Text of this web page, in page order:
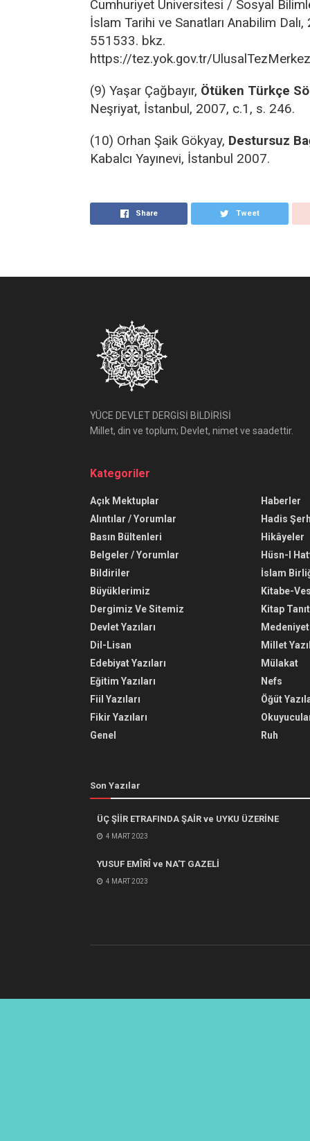
Cumhuriyet Üniversitesi / Sosyal
İslam Tarihi ve Sanatları Anabilim
551533. bkz.
https://tez.yok.gov.tr/
(9) Yaşar Çağbayır, Ötüken Türkçe
Neşriyat, İstanbul, 2007, c.1, s. 246.
(10) Orhan Şaik Gökyay, Destursuz
Kabalcı Yayınevi, İstanbul 2007.
Share Tweet
YÜCE DEVLET DERGİSİ BİLDİRİSİ
Millet, din ve toplum; Devlet, nimet ve saadettir.
Kategoriler
Açık Mektuplar
Alıntılar / Yorumlar
Basın Bültenleri
Belgeler / Yorumlar
Bildiriler
Büyüklerimiz
Dergimiz Ve Sitemiz
Devlet Yazıları
Dil-Lisan
Edebiyat Yazıları
Eğitim Yazıları
Fiil Yazıları
Fikir Yazıları
Genel
Haberler
Hadis
Hikâyeler
Hüsn-I
İslam
Kitabe-
Kitap
Medeniyet
Millet
Mülakat
Nefs
Öğüt
Ruh
Son Yazılar
ÜÇ ŞİİR ETRAFINDA ŞAİR ve UYKU ÜZERİNE
4 MART 2023
YUSUF EMÎRÎ ve NA’T GAZELİ
4 MART 2023